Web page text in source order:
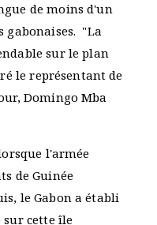
de moins d'un
gabonaises. "La
sur le plan
le représentant de
Domingo Mba
l'armée
de Guinée
le Gabon a établi
sur cette île